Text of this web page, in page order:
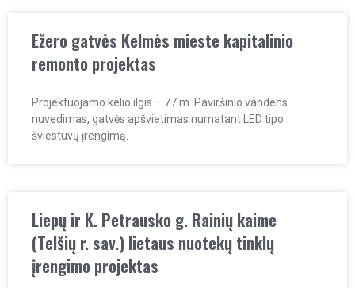
Ežero gatvės Kelmės mieste kapitalinio
remonto projektas
Projektuojamo kelio ilgis – 77 m. Paviršinio vandens
nuvedimas, gatvės apšvietimas numatant LED tipo
šviestuvų įrengimą.
Liepų ir K. Petrausko g. Rainių kaime
(Telšių r. sav.) lietaus nuotekų tinklų
įrengimo projektas